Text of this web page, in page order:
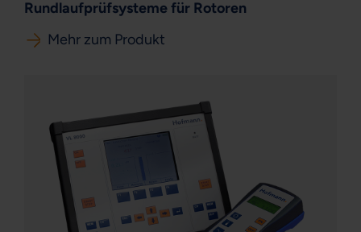
Rundlaufprüfsysteme für Rotoren
Mehr zum Produkt